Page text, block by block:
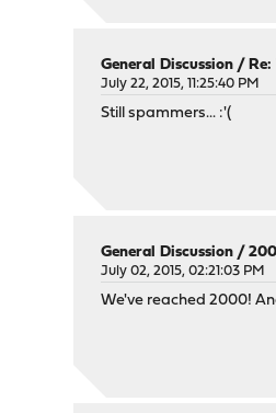
General Discussion /
July 22, 2015, 11:25:40 PM
Still spammers... :'(
General Discussion /
July 02, 2015, 02:21:03 PM
We've reached 2000!